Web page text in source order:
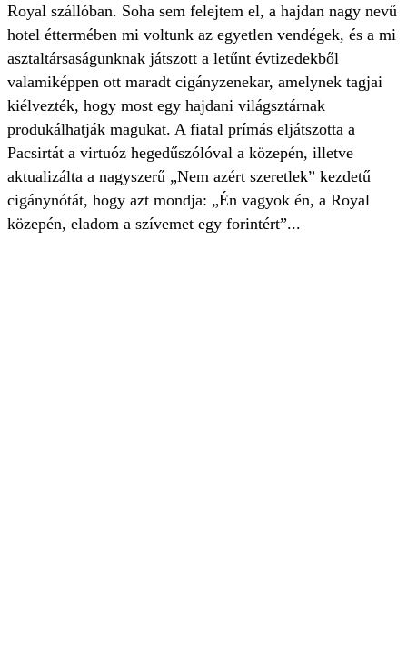
Royal szállóban. Soha sem felejtem el, a hajdan nagy nevű
hotel éttermében mi voltunk az egyetlen vendégek, és a mi
asztaltársaságunknak játszott a letűnt évtizedekből
valamiképpen ott maradt cigányzenekar, amelynek tagjai
kiélvezték, hogy most egy hajdani világsztárnak
produkálhatják magukat. A fiatal prímás eljátszotta a
Pacsirtát a virtuóz hegedűszólóval a közepén, illetve
aktualizálta a nagyszerű „Nem azért szeretlek” kezdetű
cigánynótát, hogy azt mondja: „Én vagyok én, a Royal
közepén, eladom a szívemet egy forintért”...